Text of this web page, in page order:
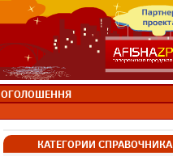
ОГОЛОШЕННЯ
КАТЕГОРИИ СПРАВОЧНИКА